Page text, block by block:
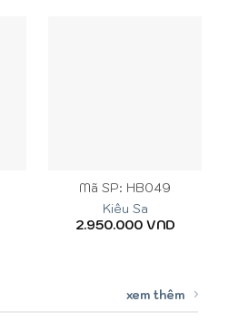
Mã SP: HB049
Kiêu Sa
2.950.000VND
xem thêm